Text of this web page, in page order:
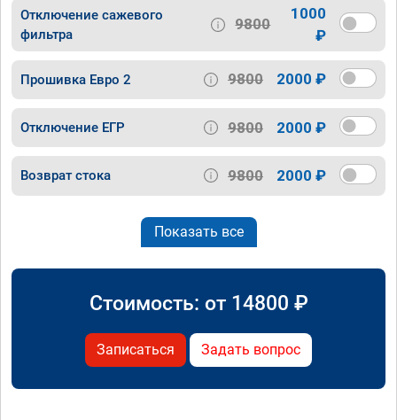
Отключение сажевого
фильтра
9800
1000
₽
Прошивка Евро 2 9800 2000 ₽
Отключение ЕГР 9800 2000 ₽
Возврат стока 9800 2000 ₽
Показать все
Стоимость: от 14800 ₽
Записаться Задать вопрос